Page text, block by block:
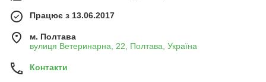
Працює з 13.06.2017
м. Полтава
вулиця Ветеринарна, 22, Полтава, Україна
Контакти